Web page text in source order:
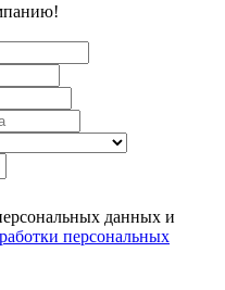
данных и
персональных